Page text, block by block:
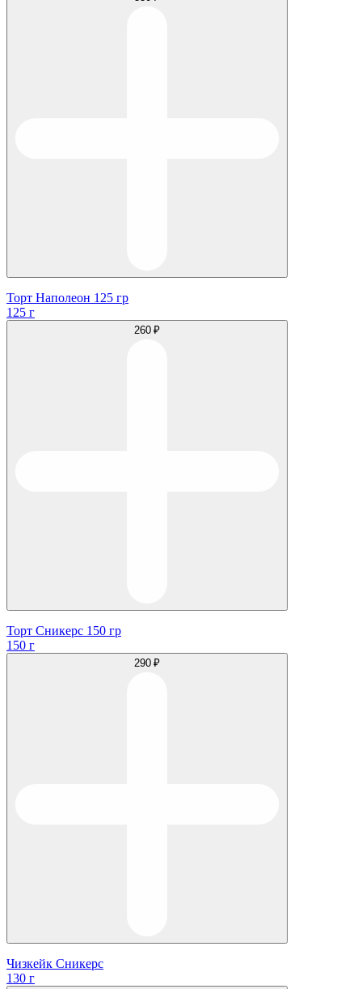
Торт Наполеон 125 гр
125 г
260 ₽
Торт Сникерс 150 гр
150 г
290 ₽
Чизкейк Сникерс
130 г